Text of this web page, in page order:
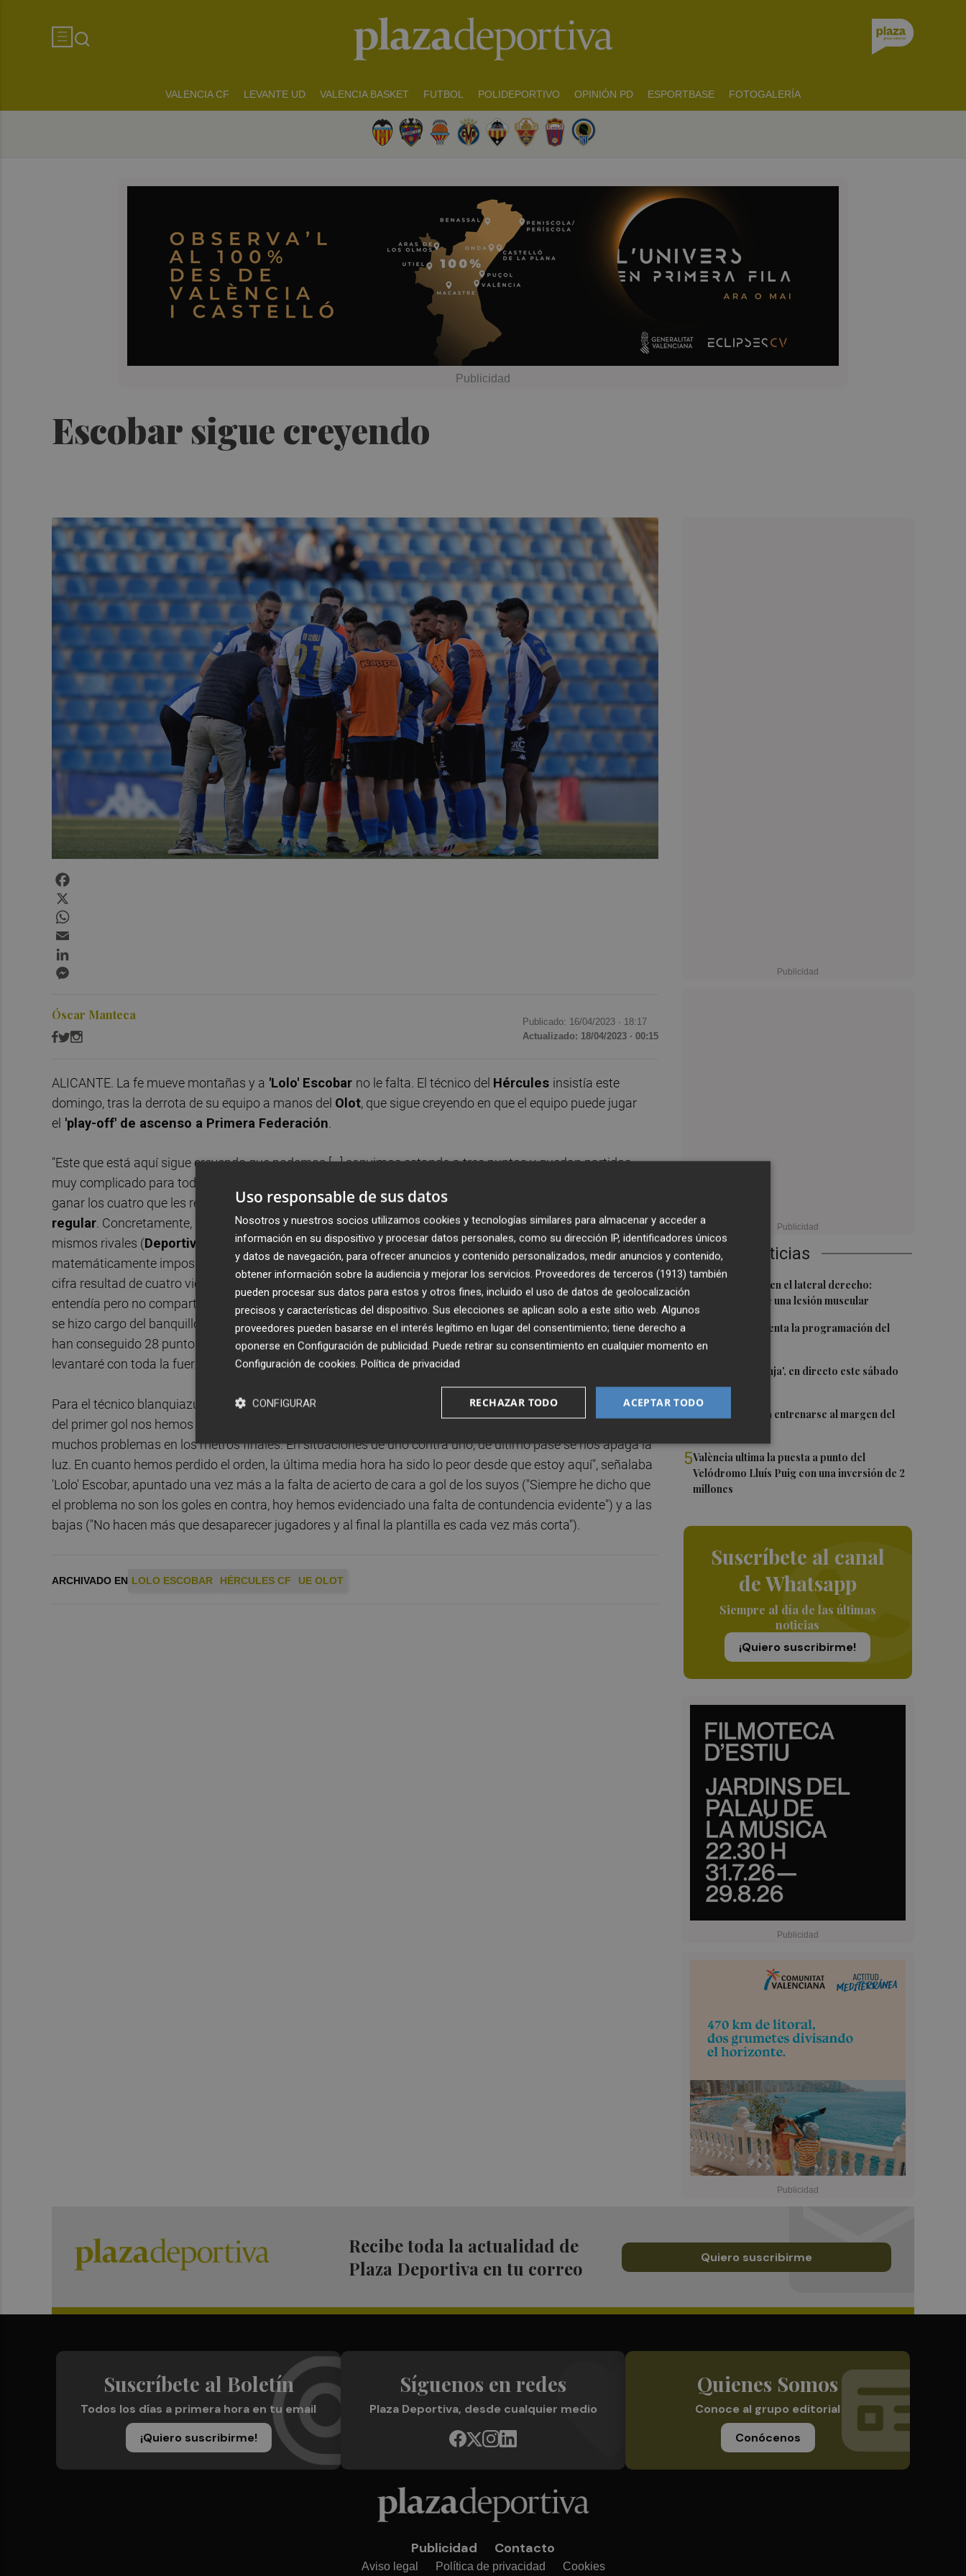
VALENCIA CF LEVANTE UD VALENCIA BASKET FUTBOL POLIDEPORTIVO OPINIÓN PD ESPORTBASE FOTOGALERÍA
Escobar sigue creyendo
Últimas Noticias
1
Más problemas en el lateral derecho:
Monferrer sufre una lesión muscular
2
El Valencia presenta la programación del
Trofeu Taronja
El 'Trofeu Taronja', en directo este sábado
por À Punt
4 Almeida vuelve a entrenarse al margen del
5València ultima la puesta a punto del
Velódromo Lluís Puig con una inversión de 2
millones
Suscríbete al canal
de Whatsapp
Siempre al día de las últimas
noticias
¡Quiero suscribirme!
Óscar Manteca Publicado: 16/04/2023 · 18:17
Actualizado: 18/04/2023 · 00:15
ALICANTE. La fe mueve montañas y a 'Lolo' Escobar no le falta. El técnico del Hércules insistía este
domingo, tras la derrota de su equipo a manos del Olot, que sigue creyendo en que el equipo puede jugar
el 'play-off' de ascenso a Primera Federación.
"Este que está aquí sigue creyendo que podemos [...] seguimos estando a tres puntos y quedan partidos
muy complicado para todo el mundo", decía el dombenitense, antes de pronosticar que los suyos habrán de
ganar los cuatro que les restan para no dar por terminada la temporada con la finalización de la
regular. Concretamente, apuntaba que deberán mejorar en tres puntos el número que obtuvieron ante los
mismos rivales (Deportivo Aragón,Alzira ,Saguntinoe Islas Pitiusas) en la primera vuelta... algo
matemáticamente imposible porque sumaron 10 de 12, por lo que a lo máximo que podrán llegar es a esa
cifra resultad de cuatro victorias. Huelga decir que nadie en el entorno confía lo anterior, algo que Escobar
entendía pero no compartía, recordando que él es el que ve a los jugadores entrenar a diario y que desde que
se hizo cargo del banquillo (el Olot fue el último equipo al que se midió el Hércules con Ángel Rodríguez )
han conseguido 28 puntos. "El varapalo de hoy me hace crecerme; asumo las críticas y mañana me
levantaré con toda la fuerza del mundo, con la ilusión de ganar cada semana", insistía.
Para el técnico blanquiazul, ante el Olothubo un partido antes y después del primer gol visitante: "Después
del primer gol nos hemos deshecho como un azucarillo, ha sido un desastre; una vez más, hemos tenido
muchos problemas en los metros finales. En situaciones de uno contra uno, de último pase se nos apaga la
luz. En cuanto hemos perdido el orden, la última media hora ha sido lo peor desde que estoy aquí", señalaba
'Lolo' Escobar, apuntado una vez más a la falta de acierto de cara a gol de los suyos ("Siempre he dicho que
el problema no son los goles en contra, hoy hemos evidenciado una falta de contundencia evidente") y a las
bajas ("No hacen más que desaparecer jugadores y al final la plantilla es cada vez más corta").
ARCHIVADO EN LOLO ESCOBAR HÉRCULES CF UE OLOT
Recibe toda la actualidad de
Plaza Deportiva en tu correo
Quiero suscribirme
Suscríbete al Boletín
Todos los días a primera hora en tu email
¡Quiero suscribirme!
Síguenos en redes
Plaza Deportiva, desde cualquier medio
Quienes Somos
Conoce al grupo editorial
Conócenos
Publicidad Contacto
Aviso legal Política de privacidad Cookies
Uso responsable de sus datos
Nosotros y nuestros socios utilizamos cookies y tecnologías similares para almacenar y acceder a
información en su dispositivo y procesar datos personales, como su dirección IP, identificadores únicos
y datos de navegación, para ofrecer anuncios y contenido personalizados, medir anuncios y contenido,
obtener información sobre la audiencia y mejorar los servicios. Proveedores de terceros (1913) también
pueden procesar sus datos para estos y otros fines, incluido el uso de datos de geolocalización
precisos y características del dispositivo. Sus elecciones se aplican solo a este sitio web. Algunos
proveedores pueden basarse en el interés legítimo en lugar del consentimiento; tiene derecho a
oponerse en Configuración de publicidad. Puede retirar su consentimiento en cualquier momento en
Configuración de cookies. Política de privacidad
ACEPTAR TODO
RECHAZAR TODO
CONFIGURAR